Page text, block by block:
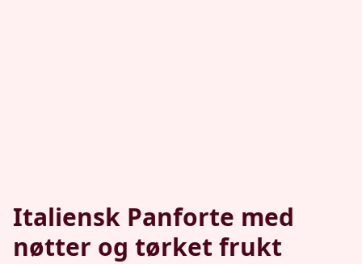
Italiensk Panforte med
nøtter og tørket frukt